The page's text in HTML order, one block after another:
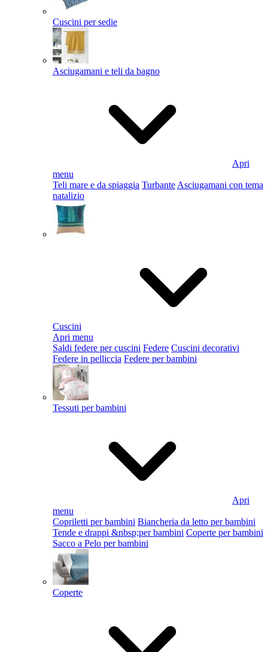
Cuscini per sedie
Asciugamani e teli da bagno
Apri
menu
Teli mare e da spiaggia Turbante Asciugamani con tema
natalizio
Cuscini
Apri menu
Saldi federe per cuscini Federe Cuscini decorativi
Federe in pelliccia Federe per bambini
Tessuti per bambini
Apri
menu
Copriletti per bambini Biancheria da letto per bambini
Tende e drappi &nbsp;per bambini Coperte per bambini
Sacco a Pelo per bambini
Coperte